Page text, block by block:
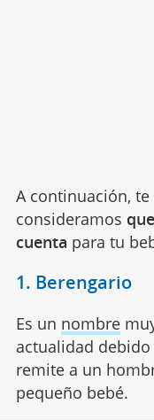
A continuación,
consideramos
cuenta para tu
1. Berengario
Es un nombre
actualidad
remite a un
pequeño bebé.